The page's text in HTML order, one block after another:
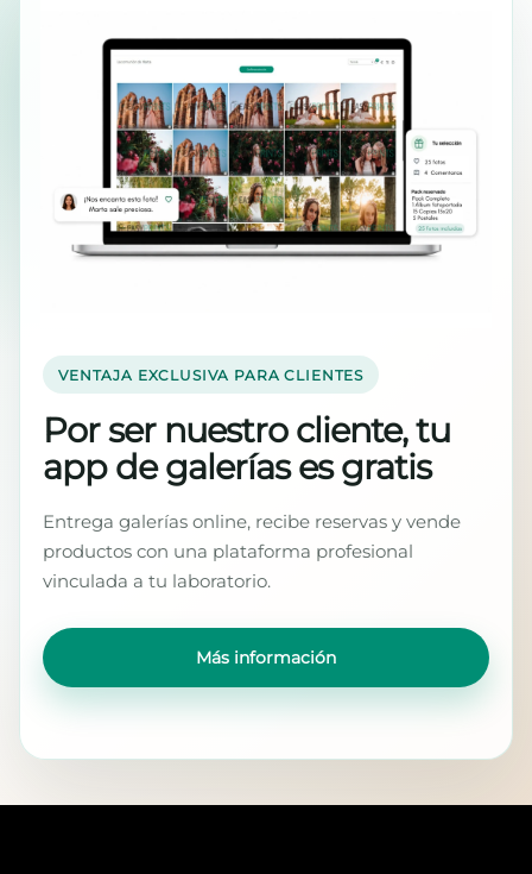
VENTAJA EXCLUSIVA PARA CLIENTES
Por ser nuestro cliente, tu
app de galerías es gratis
Entrega galerías online, recibe reservas y vende
productos con una plataforma profesional
vinculada a tu laboratorio.
Más información